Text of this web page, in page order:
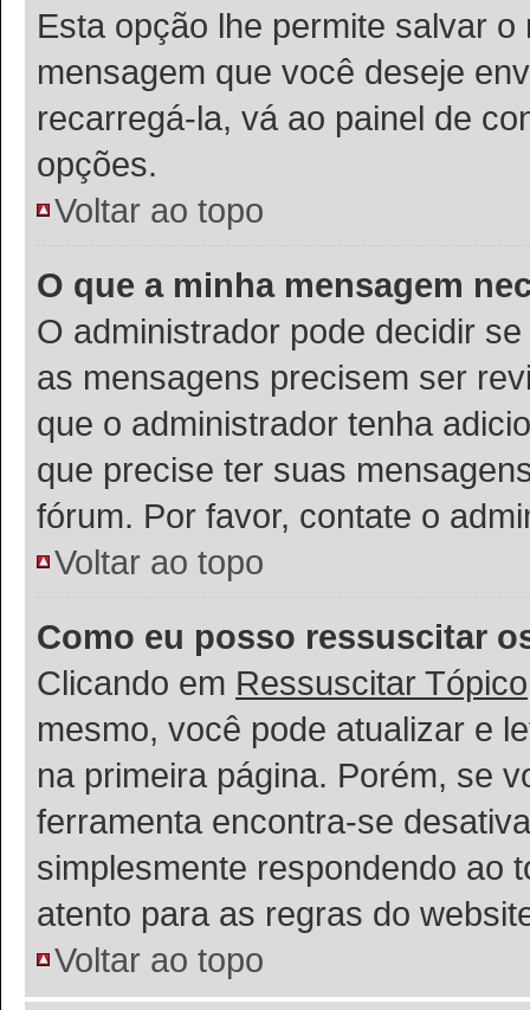
Esta opção lhe permite salvar
mensagem que você deseje
recarregá-la, vá ao painel de
opções.
Voltar ao topo
O que a minha mensagem
O administrador pode decidir
as mensagens precisem ser
que o administrador tenha
que precise ter suas
fórum. Por favor, contate o
Voltar ao topo
Como eu posso ressuscitar
Clicando em Ressuscitar Tópico
mesmo, você pode atualizar e
na primeira página. Porém, se
ferramenta encontra-se
simplesmente respondendo ao
atento para as regras do
Voltar ao topo